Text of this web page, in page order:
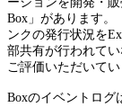
Box」があります。
ンクの発行状況を
部共有が行われて
ご評価いただいてい
Boxのイベントログ